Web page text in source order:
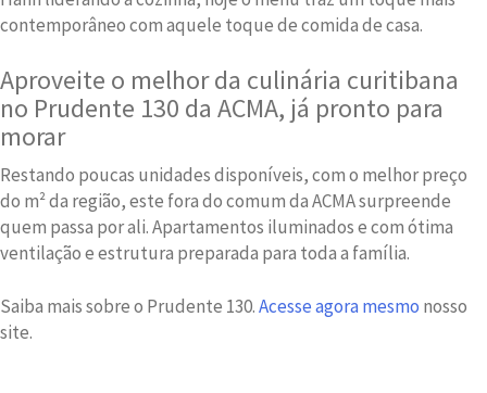
contemporâneo com aquele toque de comida de casa.
Aproveite o melhor da culinária curitibana
no Prudente 130 da ACMA, já pronto para
morar
Restando poucas unidades disponíveis, com o melhor preço
do m² da região, este fora do comum da ACMA surpreende
quem passa por ali. Apartamentos iluminados e com ótima
ventilação e estrutura preparada para toda a família.
Saiba mais sobre o Prudente 130.Acesse agora mesmo nosso
site.